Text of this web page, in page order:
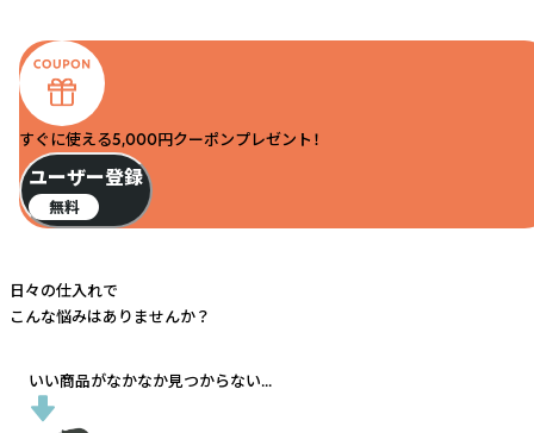
すぐに使える5,000円クーポンプレゼント！
ユーザー登録
無料
日々の仕入れで
こんな悩みはありませんか？
いい商品がなかなか見つからない...